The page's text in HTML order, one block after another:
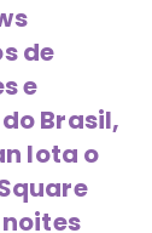
de
e
Brasil,
lota o